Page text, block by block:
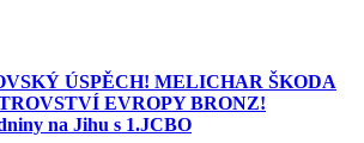
ÚSPĚCH! MELICHAR ŠKODA
EVROPY BRONZ!
na Jihu s 1.JCBO